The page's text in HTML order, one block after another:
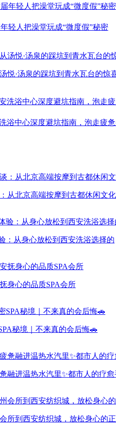
轻人把澡堂玩成“微度假”秘密
悦·汤泉的踩坑到青水瓦台的惊
浴中心深度避坑指南，泡走疲
从北京高端按摩到古都休闲文化
：从身心放松到西安洗浴选择的
身心的品质SPA会所
秘境｜不来真的会后悔🚗
融进温热水汽里✨都市人的疗愈
所到西安纺织城，放松身心的